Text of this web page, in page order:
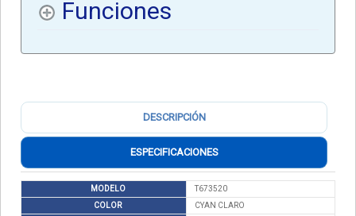
Funciones
DESCRIPCIÓN
ESPECIFICACIONES
MODELO
T673520
COLOR
CYAN CLARO